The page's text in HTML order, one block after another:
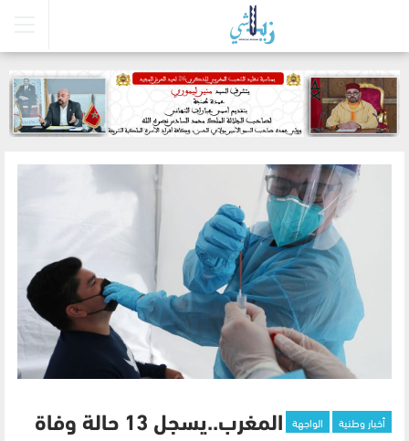
أخبار وطنية الواجهة
المغرب..يسجل 13 حالة وفاة